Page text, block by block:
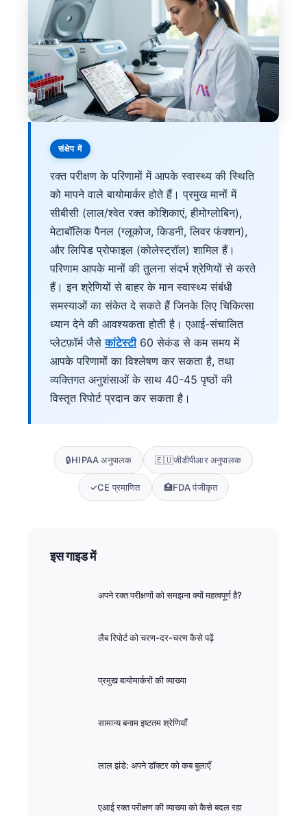
संक्षेप में
रक्त परीक्षण के परिणामों में आपके स्वास्थ्य की स्थिति
को मापने वाले बायोमार्कर होते हैं। प्रमुख मानों में
सीबीसी (लाल/श्वेत रक्त कोशिकाएं, हीमोग्लोबिन),
मेटाबॉलिक पैनल (ग्लूकोज, किडनी, लिवर फंक्शन),
और लिपिड प्रोफाइल (कोलेस्ट्रॉल) शामिल हैं।
परिणाम आपके मानों की तुलना संदर्भ श्रेणियों से करते
हैं। इन श्रेणियों से बाहर के मान स्वास्थ्य संबंधी
समस्याओं का संकेत दे सकते हैं जिनके लिए चिकित्सा
ध्यान देने की आवश्यकता होती है। एआई-संचालित
प्लेटफ़ॉर्म जैसेकांटेस्टी60 सेकंड से कम समय में
आपके परिणामों का विश्लेषण कर सकता है, तथा
व्यक्तिगत अनुशंसाओं के साथ 40-45 पृष्ठों की
विस्तृत रिपोर्ट प्रदान कर सकता है।
🔒HIPAA अनुपालक 🇪🇺जीडीपीआर अनुपालक
✓CE प्रमाणित 🏥FDA पंजीकृत
इस गाइड में
अपने रक्त परीक्षणों को समझना क्यों महत्वपूर्ण है?
लैब रिपोर्ट को चरण-दर-चरण कैसे पढ़ें
प्रमुख बायोमार्करों की व्याख्या
सामान्य बनाम इष्टतम श्रेणियाँ
लाल झंडे: अपने डॉक्टर को कब बुलाएँ
एआई रक्त परीक्षण की व्याख्या को कैसे बदल रहा